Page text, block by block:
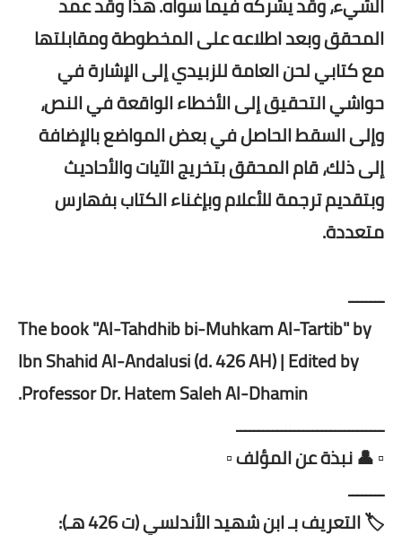
المحقق وبعد اطلاعه على المخطوطة ومقابلتها
مع كتابي لحن العامة للزبيدي إلى الإشارة في
حواشي التحقيق إلى الأخطاء الواقعة في النص،
وإلى السقط الحاصل في بعض المواضع بالإضافة
إلى ذلك، قام المحقق بتخريج الآيات والأحاديث
وبتقديم ترجمة للأعلام وبإغناء الكتاب بفهارس
متعددة.
ــــــــ
The book "Al-Tahdhib bi-Muhkam Al-Tartib" by
Ibn Shahid Al-Andalusi (d. 426 AH) | Edited by
Professor Dr. Hatem Saleh Al-Dhamin.
ـــــــــــــــــــــــــــــــــ
▫️ 👤 نبذة عن المؤلف ▫️
ــــــــ
🏷️ التعريف بـ ابن شهيد الأندلسي (ت 426 هـ):